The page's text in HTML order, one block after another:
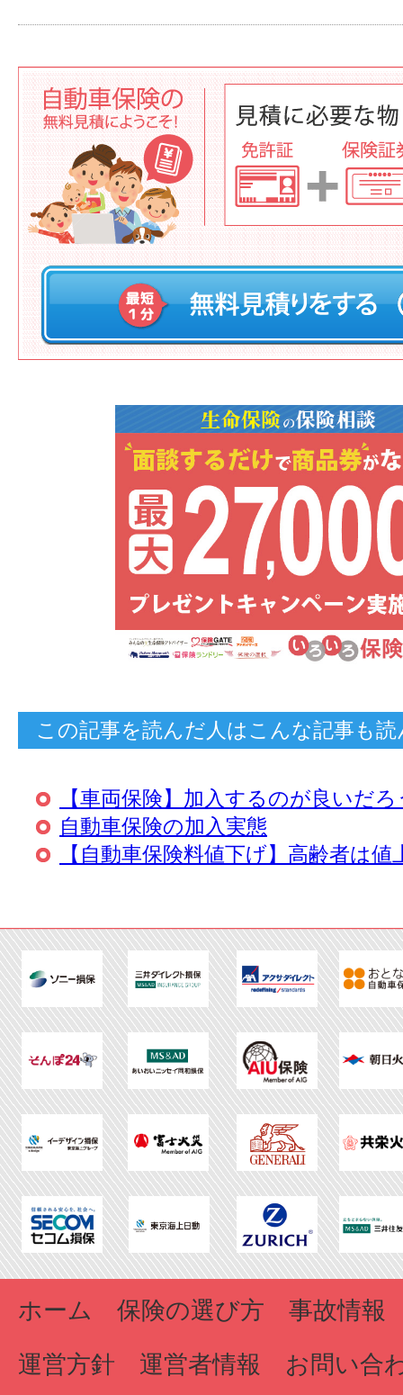
この記事を読んだ人はこんな記事も
【車両保険】加入するのが良いだ
自動車保険の加入実態
【自動車保険料値下げ】高齢者は値
ホーム 保険の選び方
事故情報
運営方針
運営者情報
お問い合